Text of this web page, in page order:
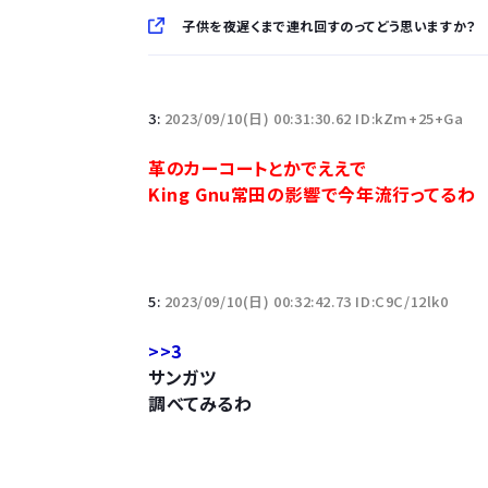
子供を夜遅くまで連れ回すのってどう思いますか？
【悲報】柄付きのワイシャツにこういう靴を履いて
Powered by livedoor 相互RSS
3: 2023/09/10(日) 00:31:30.62 ID:kZm+25+Ga
革のカーコートとかでええで
King Gnu常田の影響で今年流行ってるわ
5: 2023/09/10(日) 00:32:42.73 ID:C9C/12lk0
>>3
サンガツ
調べてみるわ